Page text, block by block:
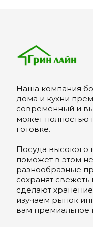
Наша компания
дома и кухни
современный и
может полностью
готовке.
Посуда высокого
поможет в этом
разнообразные
сохранят
сделают
изучаем рынок
вам премиальное